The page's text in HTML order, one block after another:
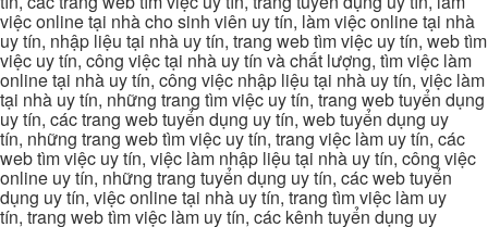
việc online tại nhà cho sinh viên uy tín, làm việc online tại nhà
uy tín, nhập liệu tại nhà uy tín, trang web tìm việc uy tín, web tìm
việc uy tín, công việc tại nhà uy tín và chất lượng, tìm việc làm
online tại nhà uy tín, công việc nhập liệu tại nhà uy tín, việc làm
tại nhà uy tín, những trang tìm việc uy tín, trang web tuyển dụng
uy tín, các trang web tuyển dụng uy tín, web tuyển dụng uy
tín, những trang web tìm việc uy tín, trang việc làm uy tín, các
web tìm việc uy tín, việc làm nhập liệu tại nhà uy tín, công việc
online uy tín, những trang tuyển dụng uy tín, các web tuyển
dụng uy tín, việc online tại nhà uy tín, trang tìm việc làm uy
tín, trang web tìm việc làm uy tín, các kênh tuyển dụng uy